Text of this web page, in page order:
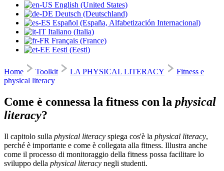
English (United States)
Deutsch (Deutschland)
Español (España, Alfabetización Internacional)
Italiano (Italia)
Français (France)
Eesti (Eesti)
Home Toolkit LA PHYSICAL LITERACY
Fitness e
physical literacy
Come è connessa la fitness con la physical
literacy?
Il capitolo sulla physical literacy spiega cos'è la physical literacy,
perché è importante e come è collegata alla fitness. Illustra anche
come il processo di monitoraggio della fitness possa facilitare lo
sviluppo della physical literacy negli studenti.